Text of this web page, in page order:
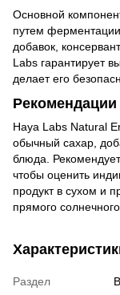
Основной
путем
добавок,
Labs гарантирует
делает его
Haya Labs Natural
обычный сахар,
блюда.
чтобы оценить
продукт в сухом и
прямого солнечного
Раздел